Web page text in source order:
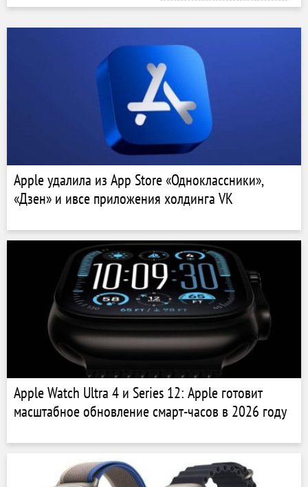
Apple удалила из App Store «Одноклассники»,
«Дзен» и ивсе приложения холдинга VK
Apple Watch Ultra 4 и Series 12: Apple готовит
масштабное обновление смарт-часов в 2026 году